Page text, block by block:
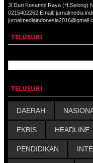
Jl.Duri Kosambi Raya (H.Selong)
0215402262 Email:
TELUSURI
TELUSURI
DAERAH
EKBIS HEADLINE
PENDIDIKAN